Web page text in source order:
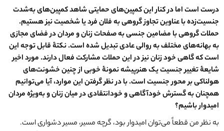
درست است اما در کنار این کمپینهای حمایتی شاهد کمپینهای بهشدت
جنسیتزده با عناوین تجاوز گروهی به فلان فرد یا شخصیت نیز هستیم.
حملات گروهی با مضامین جنسی به صفحات زنان و مردان در فضای مجازی
به بهانههای مختلف به روالی عادی تبدیل شده است. نکتۀ قابل توجه این
است که گاهی خود زنان نیز در این حملات مشارکت فعال دارند. مورد اخیر
شایعۀ تغییر جنسیت یک هنرپیشه نمونۀ خوبی از چنین خشونتهای
هولناکی بر محور جنسیت است. با در نظر گرفتن این موارد، آیا میتوانیم
همچنان به گسترش خودآگاهی و خودانتقادی در میان زنان و بهویژه مردان
امیدوار باشیم؟
به نظر من قطعاً می‌توان امیدوار بود، گرچه مسیر، مسیر دشواری است.